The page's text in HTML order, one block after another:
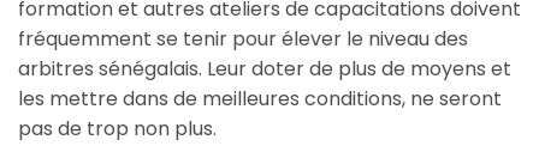
formation et autres ateliers de capacitations doivent
fréquemment se tenir pour élever le niveau des
arbitres sénégalais. Leur doter de plus de moyens et
les mettre dans de meilleures conditions, ne seront
pas de trop non plus.